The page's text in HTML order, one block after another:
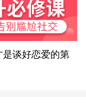
询，已获得专属情感
3分钟前
谈好恋爱的第